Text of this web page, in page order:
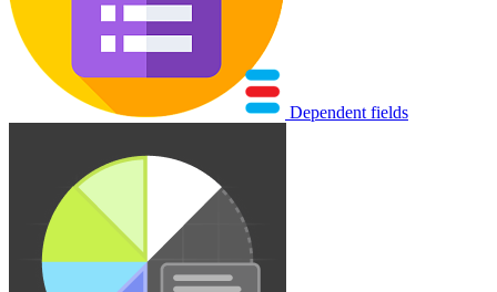
Dependent fields